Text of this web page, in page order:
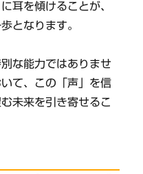
耳を傾けることが、
となります。
な能力ではありませ
て、この「声」を信
未来を引き寄せるこ